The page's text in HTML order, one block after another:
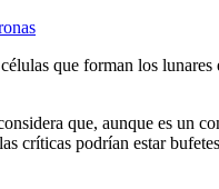
que forman los
que, aunque es un
críticas podrían estar